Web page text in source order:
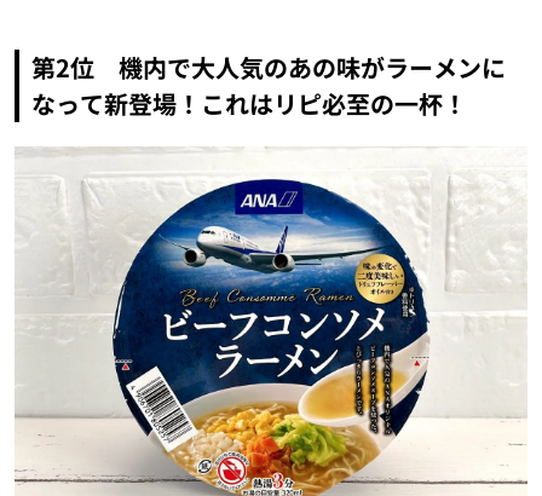
第2位 機内で大人気のあの味がラーメンに
なって新登場！これはリピ必至の一杯！